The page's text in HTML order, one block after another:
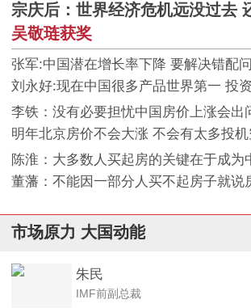
宗庆后：世界经济危机远没过去
吴敬琏获奖
张军:中国潜在增长率下降 要解决错配
刘永好:现在中国很多产品世界第一 投
李铁：没有必要担忧中国房价上涨会出
明年北京房价不会大涨 不会有太多投机
陈淮：大多数人买起房的关键在于成为
董藩：不能因一部分人买不起房子就说
市场原力 大国动能
朱民
IMF前副总裁